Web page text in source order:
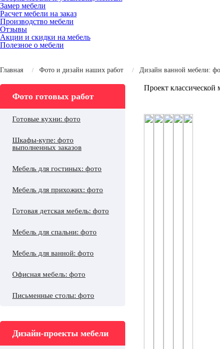
Замер мебели
Расчет мебели на заказ
Производство мебели
Отзывы
Акции и скидки на мебель
Полезное о мебели
Главная Фото и дизайн наших работ Дизайн ванной мебели:
Фото готовых работ
Готовые кухни: фото
Шкафы-купе: фото
выполненных заказов
Мебель для гостиных: фото
Мебель для прихожих: фото
Готовая детская мебель: фото
Мебель для спальни: фото
Мебель для ванной: фото
Офисная мебель: фото
Письменные столы: фото
Дизайн-проекты мебели
Проект